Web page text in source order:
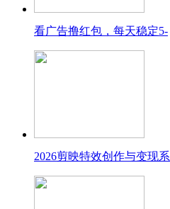
看广告撸红包，每天稳定5-
2026剪映特效创作与变现系